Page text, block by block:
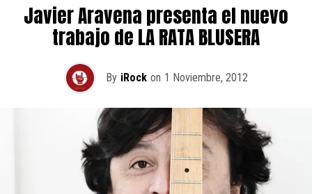
Javier Aravena presenta el nuevo
trabajo de LA RATA BLUSERA
By iRock on 1 Noviembre, 2012